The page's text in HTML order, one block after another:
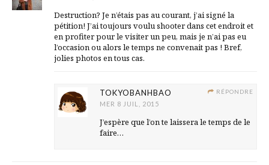
Destruction? Je n’étais pas au courant, j’ai signé la
pétition! J’ai toujours voulu shooter dans cet endroit et
en profiter pour le visiter un peu, mais je n’ai pas eu
l’occasion ou alors le temps ne convenait pas ! Bref,
jolies photos en tous cas.
RÉPONDRE
TOKYOBANHBAO
MER 8 JUIL, 2015
J’espère que l’on te laissera le temps de le
faire…